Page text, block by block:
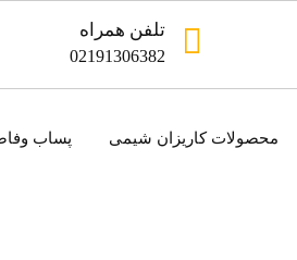
تلفن همراه
02191306382
محصولات کاریزان شیمی پساب